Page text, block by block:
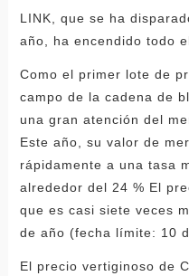
LINK, que se ha
año, ha encendido todo
Como el primer lote de
campo de la cadena de
una gran atención del
Este año, su valor de
rápidamente a una tasa
alrededor del 24 % El
que es casi siete veces
de año (fecha límite: 10
El precio vertiginoso de